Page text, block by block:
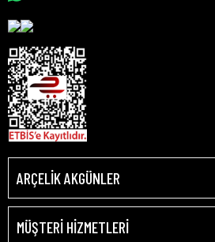
ARÇELİK AKGÜNLER
MÜŞTERİ HİZMETLERİ